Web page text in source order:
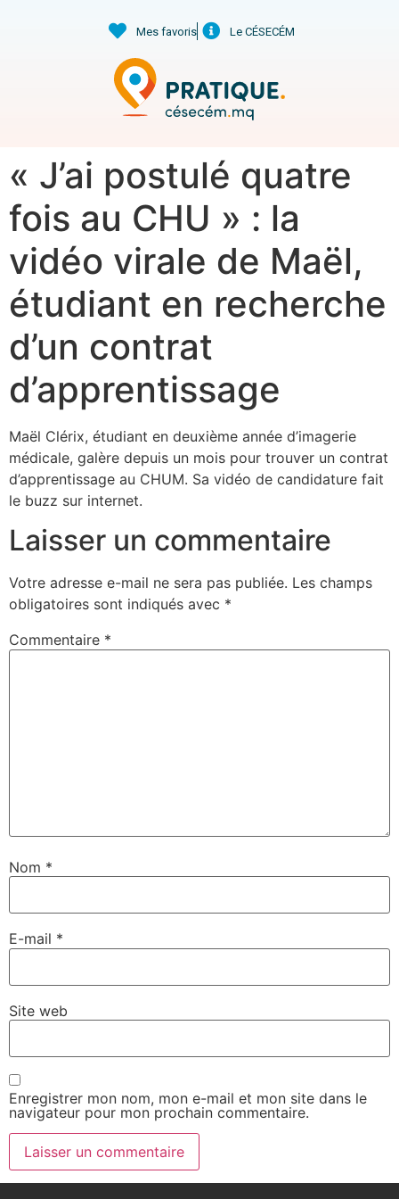
Mes favoris Le CÉSECÉM
« J’ai postulé quatre
fois au CHU » : la
vidéo virale de Maël,
étudiant en recherche
d’un contrat
d’apprentissage
Maël Clérix, étudiant en deuxième année d’imagerie
médicale, galère depuis un mois pour trouver un contrat
d’apprentissage au CHUM. Sa vidéo de candidature fait
le buzz sur internet.
Laisser un commentaire
Votre adresse e-mail ne sera pas publiée. Les champs
obligatoires sont indiqués avec *
Commentaire *
Nom *
E-mail *
Site web
Enregistrer mon nom, mon e-mail et mon site dans le
navigateur pour mon prochain commentaire.